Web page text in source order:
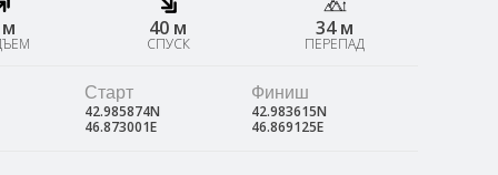
40 м
СПУСК
34 м
ПЕРЕПАД
Старт
42.985874N
46.873001E
Финиш
42.983615N
46.869125E